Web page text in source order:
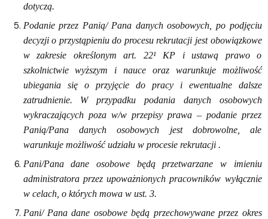
dotyczą.
Podanie przez Panią/ Pana danych osobowych, po podjęciu
decyzji o przystąpieniu do procesu rekrutacji jest obowiązkowe
w zakresie określonym art. 22¹ KP i ustawą prawo o
szkolnictwie wyższym i nauce oraz warunkuje możliwość
ubiegania się o przyjęcie do pracy i ewentualne dalsze
zatrudnienie. W przypadku podania danych osobowych
wykraczających poza w/w przepisy prawa – podanie przez
Panią/Pana danych osobowych jest dobrowolne, ale
warunkuje możliwość udziału w procesie rekrutacji .
Pani/Pana dane osobowe będą przetwarzane w imieniu
administratora przez upoważnionych pracowników wyłącznie
w celach, o których mowa w ust. 3.
Pani/ Pana dane osobowe będą przechowywane przez okres